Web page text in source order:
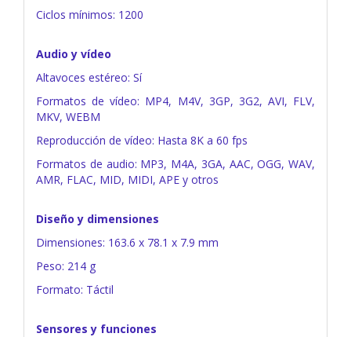
Ciclos mínimos: 1200
Audio y vídeo
Altavoces estéreo: Sí
Formatos de vídeo: MP4, M4V, 3GP, 3G2, AVI, FLV,
MKV, WEBM
Reproducción de vídeo: Hasta 8K a 60 fps
Formatos de audio: MP3, M4A, 3GA, AAC, OGG, WAV,
AMR, FLAC, MID, MIDI, APE y otros
Diseño y dimensiones
Dimensiones: 163.6 x 78.1 x 7.9 mm
Peso: 214 g
Formato: Táctil
Sensores y funciones